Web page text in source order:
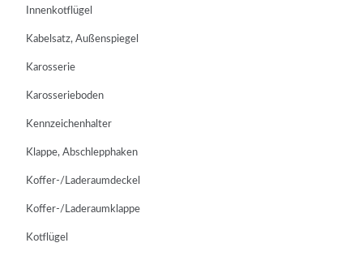
Innenkotflügel
Kabelsatz, Außenspiegel
Karosserie
Karosserieboden
Kennzeichenhalter
Klappe, Abschlepphaken
Koffer-/Laderaumdeckel
Koffer-/Laderaumklappe
Kotflügel